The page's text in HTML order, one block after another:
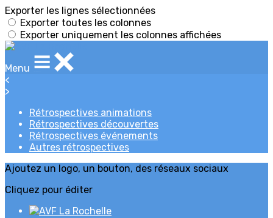
Exporter les lignes sélectionnées
Exporter toutes les colonnes
Exporter uniquement les colonnes affichées
Menu
<
>
Rétrospectives animations
Rétrospectives découvertes
Rétrospectives événements
Autres rétrospectives
Ajoutez un logo, un bouton, des réseaux sociaux
Cliquez pour éditer